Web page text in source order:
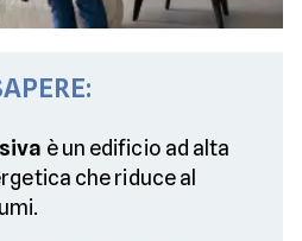
è un edificio ad alta
che riduce al